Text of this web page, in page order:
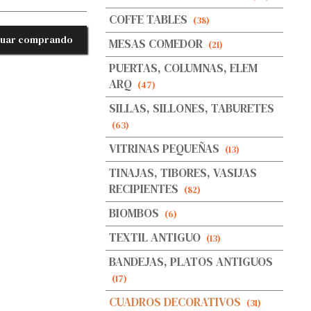
COFFE TABLES (38)
MESAS COMEDOR (21)
PUERTAS, COLUMNAS, ELEM
ARQ (47)
SILLAS, SILLONES, TABURETES
(63)
VITRINAS PEQUEÑAS (13)
TINAJAS, TIBORES, VASIJAS
RECIPIENTES (82)
BIOMBOS (6)
TEXTIL ANTIGUO (13)
BANDEJAS, PLATOS ANTIGUOS
(17)
CUADROS DECORATIVOS (31)
comprando